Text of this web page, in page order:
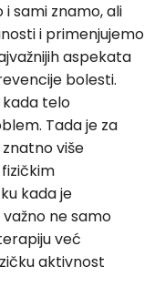
sami znamo, ali
i primenjujemo
aspekata
bolesti.
kada telo
Tada je za
više
kada je
ne samo
već
aktivnost